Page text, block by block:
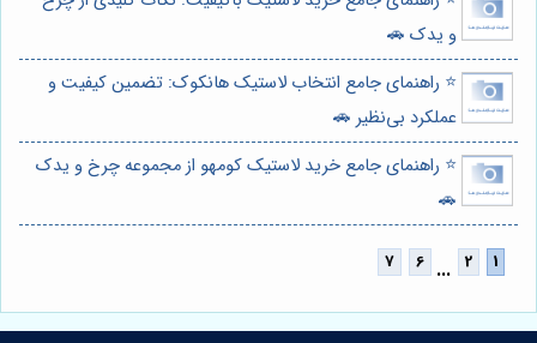
و یدک 🚗
⭐️ راهنمای جامع انتخاب لاستیک هانکوک: تضمین کیفیت و
عملکرد بی‌نظیر 🚗
⭐️ راهنمای جامع خرید لاستیک کومهو از مجموعه چرخ و یدک
🚗
...